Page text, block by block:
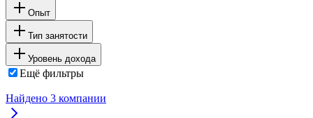
Опыт
Тип занятости
Уровень дохода
Ещё фильтры
Найдено 3 компании